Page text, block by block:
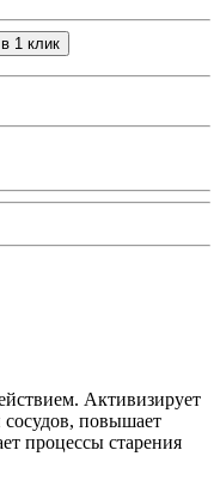
1 клик
Активизирует
повышает
процессы старения